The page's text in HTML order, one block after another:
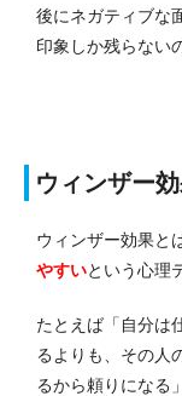
後にネガティブな
印象しか残らない
ウィンザー
ウィンザー効果と
やすいという心理
たとえば「自分は
るよりも、その人
るから頼りになる